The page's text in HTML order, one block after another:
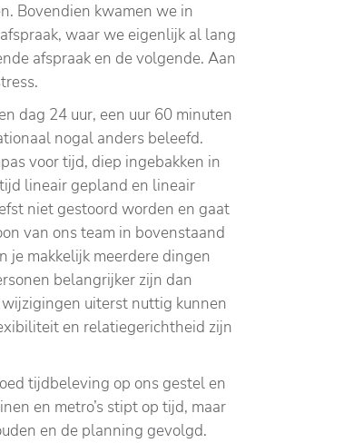
Bovendien kwamen we in
waar we eigenlijk al lang
afspraak en de volgende. Aan
dag 24 uur, een uur 60 minuten
nogal anders beleefd.
voor tijd, diep ingebakken in
lineair gepland en lineair
niet gestoord worden en gaat
van ons team in bovenstaand
je makkelijk meerdere dingen
belangrijker zijn dan
uiterst nuttig kunnen
en relatiegerichtheid zijn
tijdbeleving op ons gestel en
en metro’s stipt op tijd, maar
en de planning gevolgd.